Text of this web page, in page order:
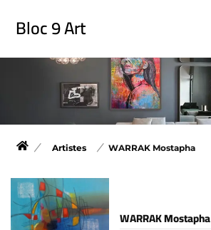
Bloc 9 Art
Artistes WARRAK Mostapha
WARRAK Mostapha